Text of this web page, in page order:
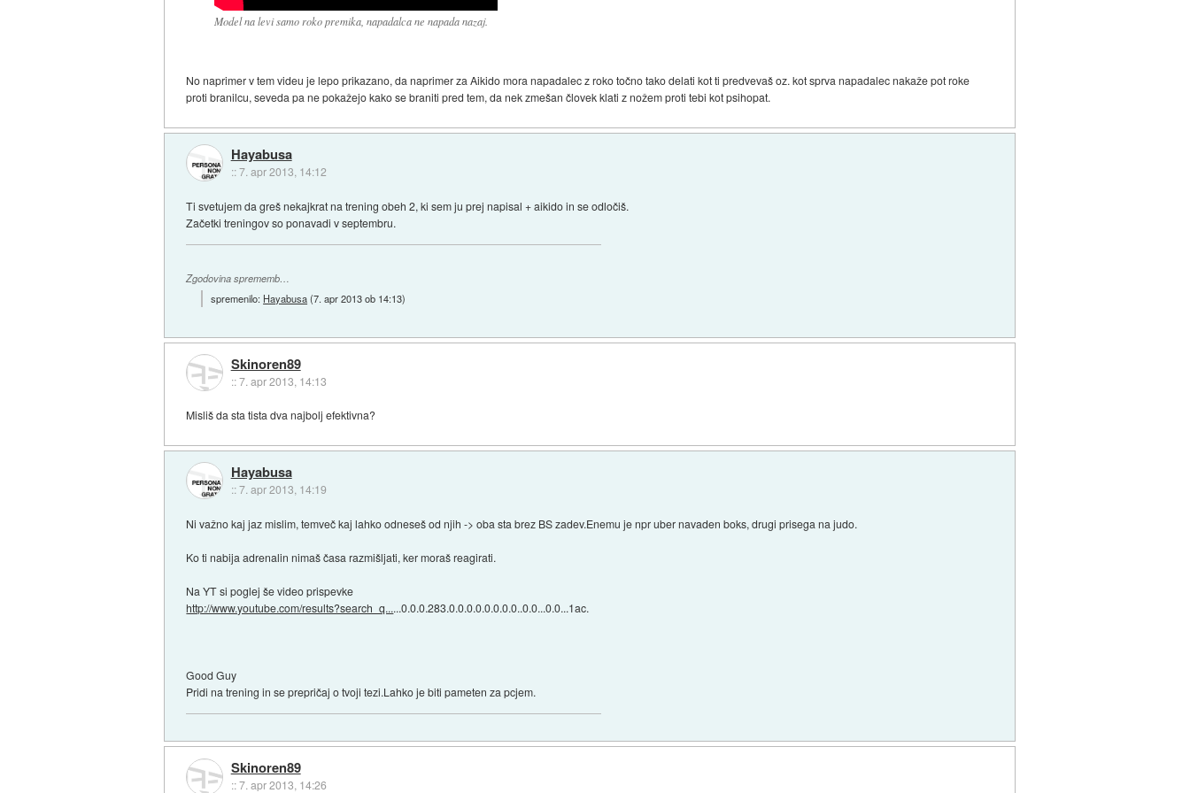
Model na levi samo roko premika, napadalca ne napada nazaj.
No naprimer v tem videu je lepo prikazano, da naprimer za Aikido mora napadalec z roko točno tako delati kot ti predvevaš oz. kot sprva napadalec nakaže pot roke
proti branilcu, seveda pa ne pokažejo kako se braniti pred tem, da nek zmešan človek klati z nožem proti tebi kot psihopat.
Hayabusa
::7. apr 2013, 14:12
Ti svetujem da greš nekajkrat na trening obeh 2, ki sem ju prej napisal + aikido in se odločiš.
Začetki treningov so ponavadi v septembru.
Zgodovina sprememb…
spremenilo: Hayabusa(7. apr 2013 ob 14:13)
Skinoren89
::7. apr 2013, 14:13
Misliš da sta tista dva najbolj efektivna?
Hayabusa
::7. apr 2013, 14:19
Ni važno kaj jaz mislim, temveč kaj lahko odneseš od njih -> oba sta brez BS zadev.Enemu je npr uber navaden boks, drugi prisega na judo.
Ko ti nabija adrenalin nimaš časa razmišljati, ker moraš reagirati.
Na YT si poglej še video prispevke
http://www.youtube.com/results?search_q......0.0.0.283.0.0.0.0.0.0.0.0..0.0...0.0...1ac.
Good Guy
Pridi na trening in se prepričaj o tvoji tezi.Lahko je biti pameten za pcjem.
Skinoren89
::7. apr 2013, 14:26